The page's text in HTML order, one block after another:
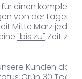
einen komplette
von der
Mitte März
"bis zu" Zeit zu
Kunden